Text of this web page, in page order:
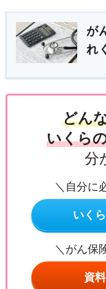
が
れ
どん
いくら
分
＼自分に
いく
＼がん保
資